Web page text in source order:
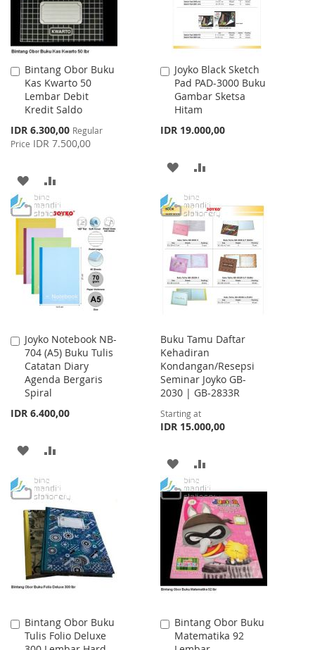
Bintang Obor Buku
Kas Kwarto 50
Lembar Debit
Kredit Saldo
Special
Price
IDR 6.300,00 Regular
Price IDR 7.500,00
Add
to
Cart
ADD
TO
WISH
LIST
TO
COMPARE
Joyko Black Sketch
Pad PAD-3000 Buku
Gambar Sketsa
Hitam
IDR 19.000,00
Add
to
Cart
ADD
WISH
LIST
COMPARE
Joyko Notebook NB-
704 (A5) Buku Tulis
Catatan Diary
Agenda Bergaris
Spiral
IDR 6.400,00
Add
to
Cart
ADD
WISH
LIST
COMPARE
Buku Tamu Daftar
Kehadiran
Kondangan/Resepsi
Seminar Joyko GB-
2030 | GB-2833R
Starting at
IDR 15.000,00
ADD
TO
WISH
LIST
TO
COMPARE
Bintang Obor Buku
Tulis Folio Deluxe
Add
to
Bintang Obor Buku
Matematika 92
Add
to